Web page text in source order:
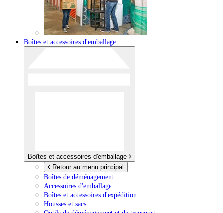
Boîtes et accessoires d'emballage
Boîtes et accessoires d'emballage
Retour au menu principal
Boîtes de déménagement
Accessoires d'emballage
Boîtes et accessoires d'expédition
Housses et sacs